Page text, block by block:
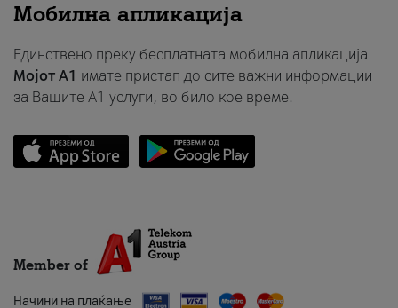
Мобилна апликација
Единствено преку бесплатната мобилна апликација
Мојот A1 имате пристап до сите важни информации
за Вашите A1 услуги, во било кое време.
Member of
Начини на плаќање